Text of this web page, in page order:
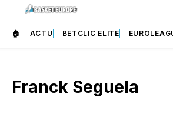
🏠 ACTU BETCLIC ELITE
Franck Seguela